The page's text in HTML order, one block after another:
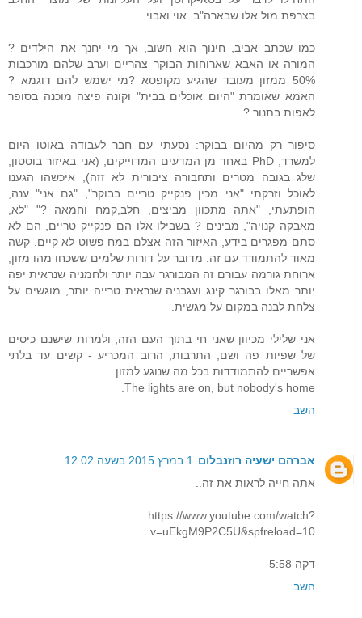
בצרפת מול אלו שבארה"ב. אוי ואבוי.
כמו שכתב אביב, חינוך הוא חשוב, אך מי יחנך את הילדים ?
המורה או האבא שארוחות הבוקר צהריים וערב שלהם מורכבות
50% ממזון מעובד שהגיע מקופסא ?מי ישמש להם דוגמא ?
האמא שאומרת "היום אוכלים בבית" וקונה פיצה מוכנה בסופר
לאפות בתנור ?
סיפור רק מהיום בבוקר: נסעתי עם חבר לעבודה באוטו היום
למשרד, PhD באחד מן המדעים המדוייקים, (אני באיזור בוסטון,
שלג בגובה מטרים ותחבורה ציבורית לא זזה), איכשהו הגענו
לאוכל וזרקתי "אני מכין פנקייק טריים בבוקר", "גם אני" ענה,
הופתעתי, "אתה מתכוון מביצים, חלב,קמח וחמאה ?" "לא,
מאבקה קנויה", מבינים ? בשבילו אלו הם פנקייק טריים, הם לא
סתם מפגרים בידע, האיזור הזה אצלם במח פשוט לא קיים. קשה
מאוד להתמודד עם זה. מדובר על דורות שלמים ששכחו מהו מזון,
ארוחת גורמה עבורם זה המבורגר עבה יותר ולחמניה שנראית יפה
יותר מאלו בבורגר קינג ועגבניה שנראית טרייה יותר, מוגשים על
צלחת לבנה במקום על מגשית.
אני שלילי מכיוון שאני חי בתוך העם הזה, ולמרות שישנם כיסים
של שפיות פה ושם, התרבות, הרוב המכריע - קשים עד בלתי
אפשריים להתמודדות בכל מה שנוגע למזון.
The lights are on, but nobody's home.
השב
אברהם ישעיה רוזנבלום
1 במרץ 2015 בשעה 12:02
אתה חייה לראות את זה..
https://www.youtube.com/watch?
v=uEkgM9P2C5U&spfreload=10
דקה 5:58
השב